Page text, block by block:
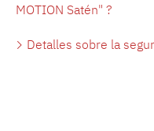
MOTION Satén" ?
Detalles sobre la